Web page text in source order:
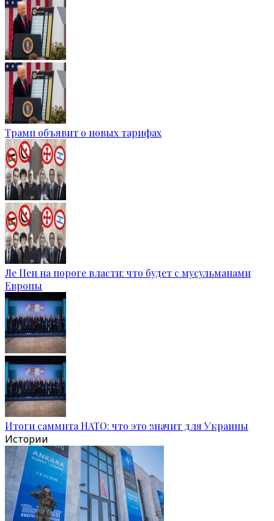
Трамп объявит о новых тарифах
Ле Пен на пороге власти: что будет с мусульманами
Европы
Итоги саммита НАТО: что это значит для Украины
Истории